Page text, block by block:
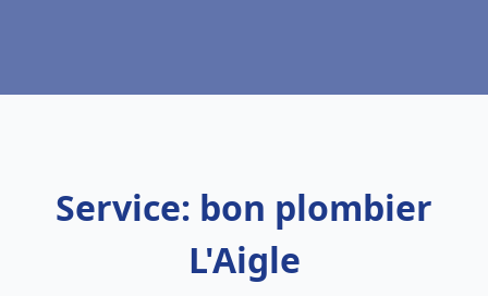
Service: bon plombier
L'Aigle